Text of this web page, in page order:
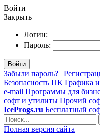
Войти
Закрыть
Логин:
Пароль:
Войти
Забыли пароль? |
Безопасность ПК Графика
e-mail Программы для
софт и утилиты Прочий
IceProgs.ru Бесплатный
Полная версия сайта